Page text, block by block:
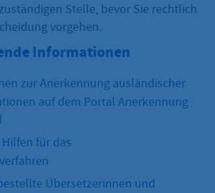
Stelle, bevor Sie rechtlich
vorgehen.
Informationen
zur Anerkennung ausländischer
auf dem Portal Anerkennung
für das
Übersetzerinnen und